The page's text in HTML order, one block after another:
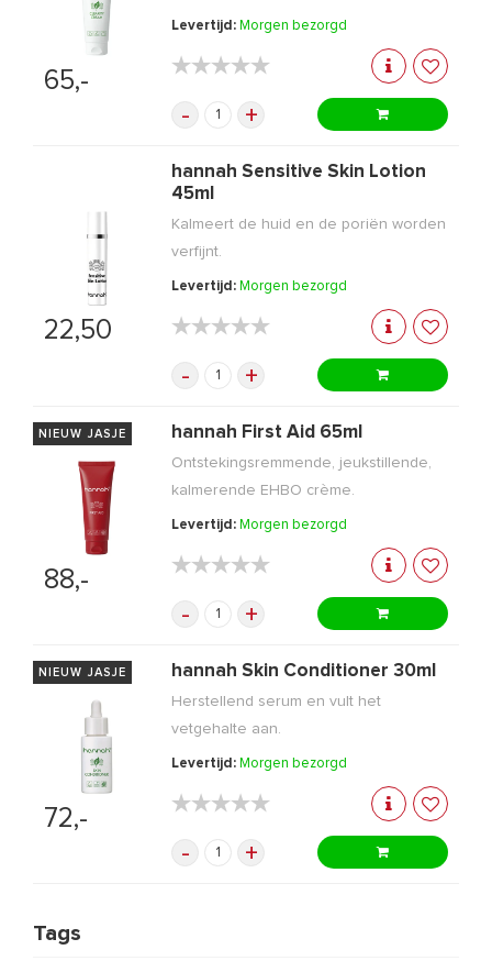
65,-
Levertijd: Morgen bezorgd
★★★★★
★★★★★
- +
22,50
hannah Sensitive Skin Lotion
45ml
Kalmeert de huid en de poriën worden
verfijnt.
Levertijd: Morgen bezorgd
★★★★★
★★★★★
- +
NIEUW JASJE
88,-
hannah First Aid 65ml
Ontstekingsremmende, jeukstillende,
kalmerende EHBO crème.
Levertijd: Morgen bezorgd
★★★★★
★★★★★
- +
NIEUW JASJE
72,-
hannah Skin Conditioner 30ml
Herstellend serum en vult het
vetgehalte aan.
Levertijd: Morgen bezorgd
★★★★★
★★★★★
- +
Tags